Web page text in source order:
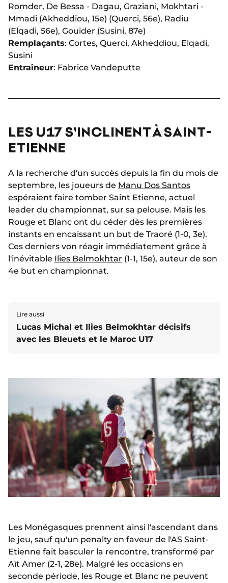
Romder, De Bessa - Dagau, Graziani, Mokhtari -
Mmadi (Akheddiou, 15e) (Querci, 56e), Radiu
(Elqadi, 56e), Gouider (Susini, 87e)
Remplaçants: Cortes, Querci, Akheddiou, Elqadi,
Susini
Entraîneur: Fabrice Vandeputte
LES U17 S'INCLINENT À SAINT-
ETIENNE
A la recherche d'un succès depuis la fin du mois de
septembre, les joueurs de Manu Dos Santos
espéraient faire tomber Saint Etienne, actuel
leader du championnat, sur sa pelouse. Mais les
Rouge et Blanc ont du céder dès les premières
instants en encaissant un but de Traoré (1-0, 3e).
Ces derniers von réagir immédiatement grâce à
l'inévitable Ilies Belmokhtar (1-1, 15e), auteur de son
4e but en championnat.
Lire aussi
Lucas Michal et Ilies Belmokhtar décisifs
avec les Bleuets et le Maroc U17
Les Monégasques prennent ainsi l'ascendant dans
le jeu, sauf qu'un penalty en faveur de l'AS Saint-
Etienne fait basculer la rencontre, transformé par
Aït Amer (2-1, 28e). Malgré les occasions en
seconde période, les Rouge et Blanc ne peuvent